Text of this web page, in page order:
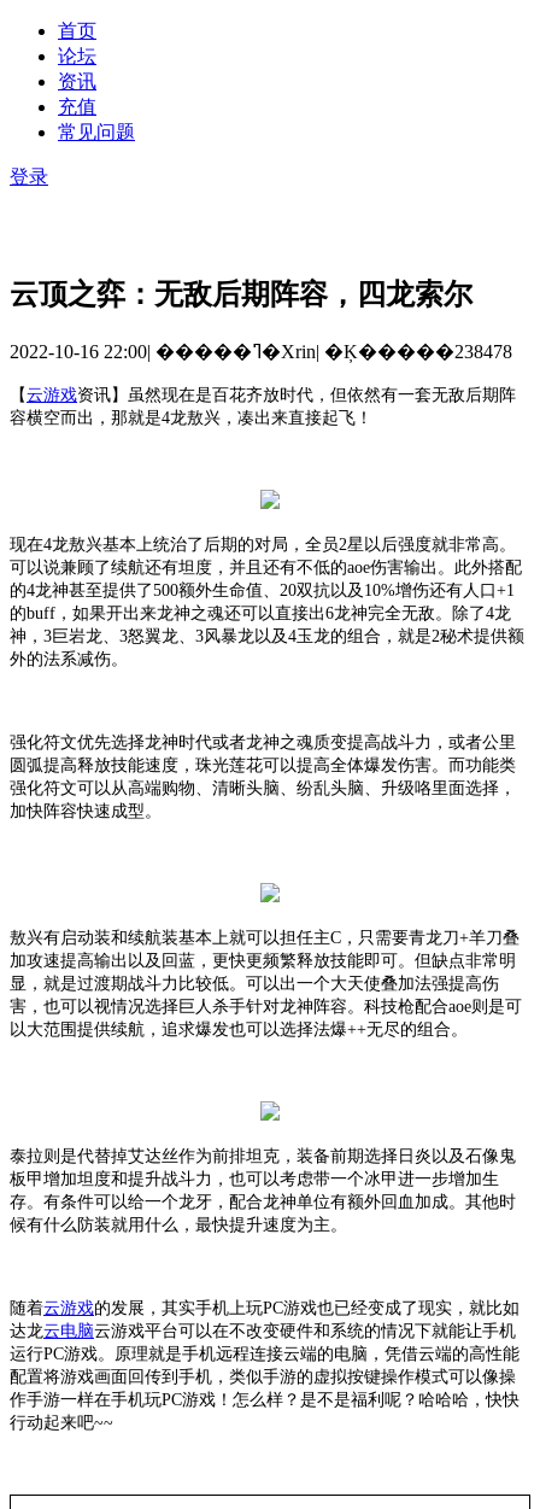
首页
论坛
资讯
充值
常见问题
登录
云顶之弈：无敌后期阵容，四龙索尔
2022-10-16 22:00| �����ߣ�Xrin| �Ķ�����238478
【云游戏资讯】 虽然现在是百花齐放时代，但依然有一套无敌后期阵
容横空而出，那就是4龙敖兴，凑出来直接起飞！
现在4龙敖兴基本上统治了后期的对局，全员2星以后强度就非常高。
可以说兼顾了续航还有坦度，并且还有不低的aoe伤害输出。此外搭配
的4龙神甚至提供了500额外生命值、20双抗以及10%增伤还有人口+1
的buff，如果开出来龙神之魂还可以直接出6龙神完全无敌。除了4龙
神，3巨岩龙、3怒翼龙、3风暴龙以及4玉龙的组合，就是2秘术提供额
外的法系减伤。
强化符文优先选择龙神时代或者龙神之魂质变提高战斗力，或者公里
圆弧提高释放技能速度，珠光莲花可以提高全体爆发伤害。而功能类
强化符文可以从高端购物、清晰头脑、纷乱头脑、升级咯里面选择，
加快阵容快速成型。
敖兴有启动装和续航装基本上就可以担任主C，只需要青龙刀+羊刀叠
加攻速提高输出以及回蓝，更快更频繁释放技能即可。但缺点非常明
显，就是过渡期战斗力比较低。可以出一个大天使叠加法强提高伤
害，也可以视情况选择巨人杀手针对龙神阵容。科技枪配合aoe则是可
以大范围提供续航，追求爆发也可以选择法爆++无尽的组合。
泰拉则是代替掉艾达丝作为前排坦克，装备前期选择日炎以及石像鬼
板甲增加坦度和提升战斗力，也可以考虑带一个冰甲进一步增加生
存。有条件可以给一个龙牙，配合龙神单位有额外回血加成。其他时
候有什么防装就用什么，最快提升速度为主。
随着云游戏的发展，其实手机上玩PC游戏也已经变成了现实，就比如
达龙云电脑云游戏平台可以在不改变硬件和系统的情况下就能让手机
运行PC游戏。原理就是手机远程连接云端的电脑，凭借云端的高性能
配置将游戏画面回传到手机，类似手游的虚拟按键操作模式可以像操
作手游一样在手机玩PC游戏！怎么样？是不是福利呢？哈哈哈，快快
行动起来吧~~